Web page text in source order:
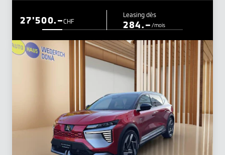
CHF
27'500.– Leasing dès
284.– /mois